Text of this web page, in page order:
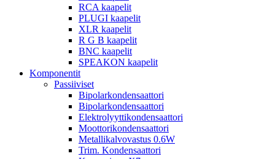
RCA kaapelit
PLUGI kaapelit
XLR kaapelit
R G B kaapelit
BNC kaapelit
SPEAKON kaapelit
Komponentit
Passiiviset
Bipolarkondensaattori
Bipolarkondensaattori
Elektrolyyttikondensaattori
Moottorikondensaattori
Metallikalvovastus 0.6W
Trim. Kondensaattori